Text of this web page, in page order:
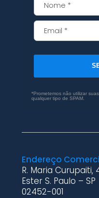
*Prometemos não utilizar
qualquer tipo de SPAM.
Endereço
R. Maria Curupaiti,
Ester S. Paulo – SP
02452-001